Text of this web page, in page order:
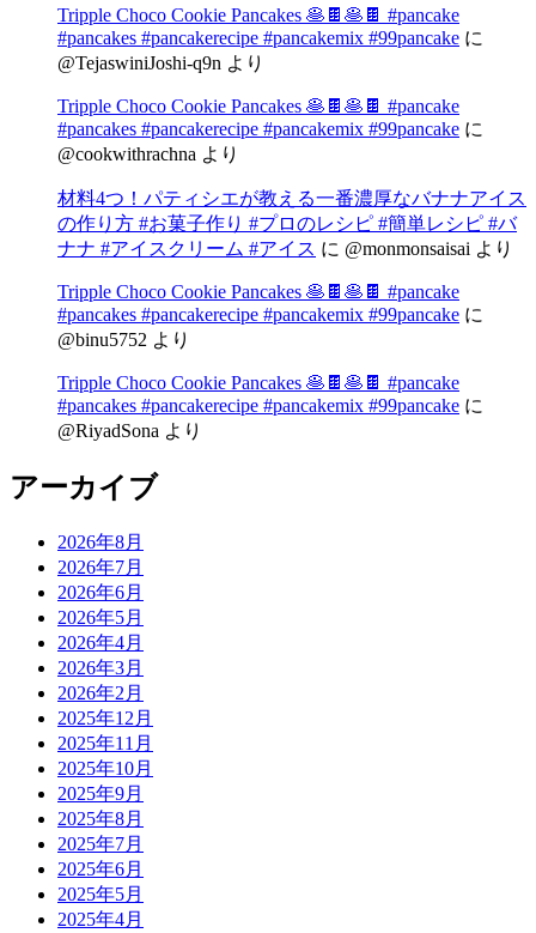
Tripple Choco Cookie Pancakes 🥞🍫🥞🍫 #pancake
#pancakes #pancakerecipe #pancakemix #99pancake に
@TejaswiniJoshi-q9n より
Tripple Choco Cookie Pancakes 🥞🍫🥞🍫 #pancake
#pancakes #pancakerecipe #pancakemix #99pancake に
@cookwithrachna より
材料4つ！パティシエが教える一番濃厚なバナナアイス
の作り方 #お菓子作り #プロのレシピ #簡単レシピ #バ
ナナ #アイスクリーム #アイス に @monmonsaisai より
Tripple Choco Cookie Pancakes 🥞🍫🥞🍫 #pancake
#pancakes #pancakerecipe #pancakemix #99pancake に
@binu5752 より
Tripple Choco Cookie Pancakes 🥞🍫🥞🍫 #pancake
#pancakes #pancakerecipe #pancakemix #99pancake に
@RiyadSona より
アーカイブ
2026年8月
2026年7月
2026年6月
2026年5月
2026年4月
2026年3月
2026年2月
2025年12月
2025年11月
2025年10月
2025年9月
2025年8月
2025年7月
2025年6月
2025年5月
2025年4月